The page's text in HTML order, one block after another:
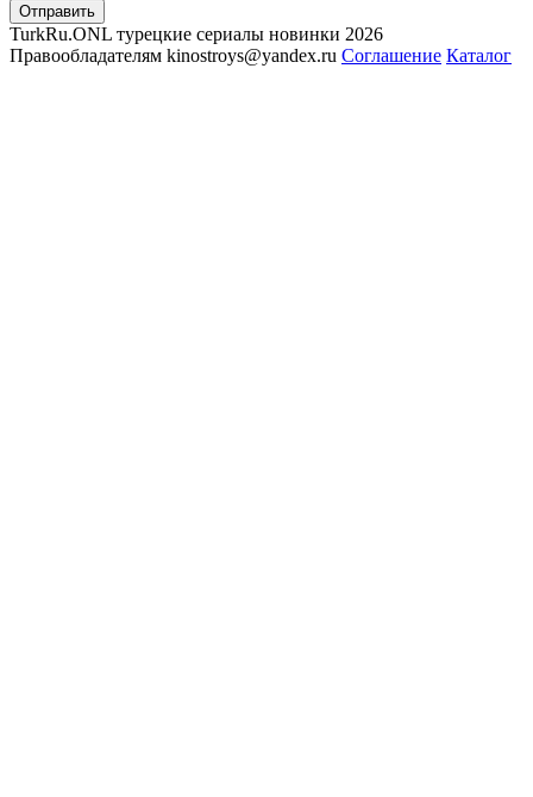
Отправить
TurkRu.ONL турецкие сериалы новинки 2026
Правообладателям kinostroys@yandex.ru Соглашение Каталог